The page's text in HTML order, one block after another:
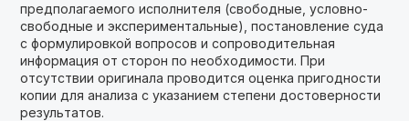
предполагаемого исполнителя (свободные, условно-
свободные и экспериментальные), постановление суда
с формулировкой вопросов и сопроводительная
информация от сторон по необходимости. При
отсутствии оригинала проводится оценка пригодности
копии для анализа с указанием степени достоверности
результатов.